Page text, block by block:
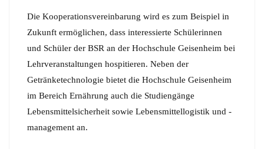
Die Kooperationsvereinbarung wird es zum Beispiel in
Zukunft ermöglichen, dass interessierte Schülerinnen
und Schüler der BSR an der Hochschule Geisenheim bei
Lehrveranstaltungen hospitieren. Neben der
Getränketechnologie bietet die Hochschule Geisenheim
im Bereich Ernährung auch die Studiengänge
Lebensmittelsicherheit sowie Lebensmittellogistik und -
management an.